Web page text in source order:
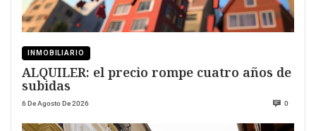
INMOBILIARIO
ALQUILER: el precio rompe cuatro años de
subidas
6 De Agosto De 2026 0